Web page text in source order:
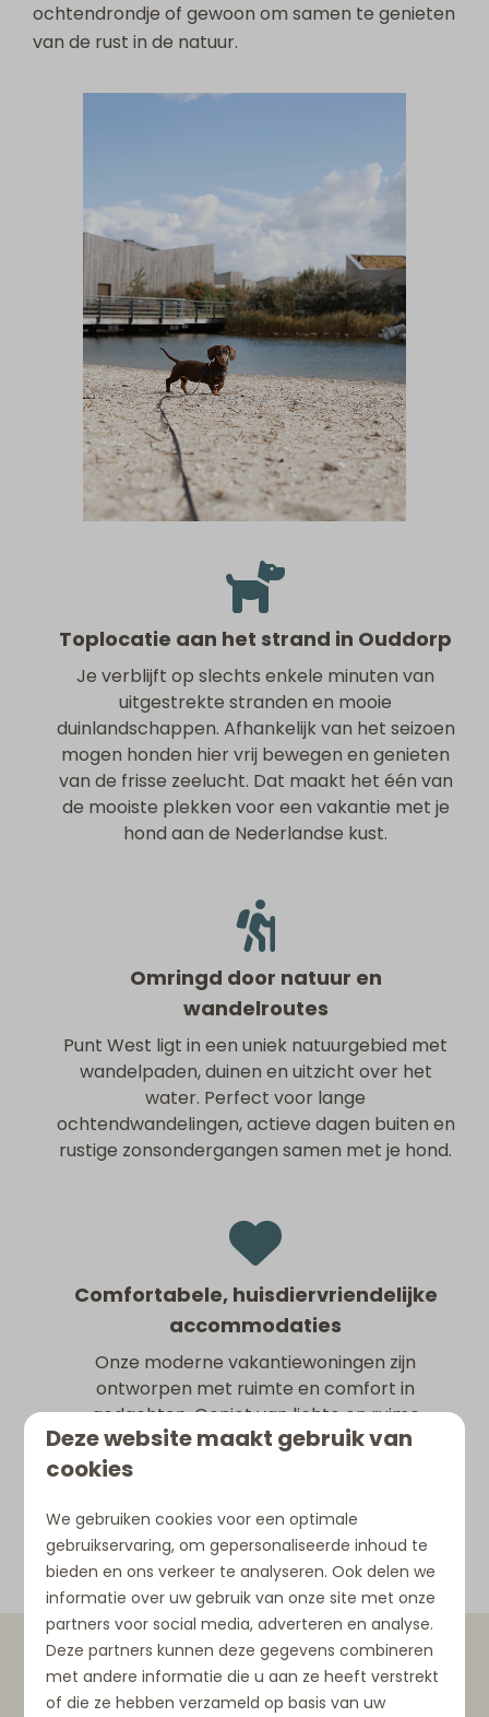
ochtendrondje of gewoon om samen te genieten
van de rust in de natuur.
Toplocatie aan het strand in Ouddorp
Je verblijft op slechts enkele minuten van
uitgestrekte stranden en mooie
duinlandschappen. Afhankelijk van het seizoen
mogen honden hier vrij bewegen en genieten
van de frisse zeelucht. Dat maakt het één van
de mooiste plekken voor een vakantie met je
hond aan de Nederlandse kust.
Omringd door natuur en
wandelroutes
Punt West ligt in een uniek natuurgebied met
wandelpaden, duinen en uitzicht over het
water. Perfect voor lange
ochtendwandelingen, actieve dagen buiten en
rustige zonsondergangen samen met je hond.
Comfortabele, huisdiervriendelijke
accommodaties
Onze moderne vakantiewoningen zijn
ontworpen met ruimte en comfort in
gedachten. Geniet van lichte en ruime
woonkamers, directe toegang tot groene
omgevingen en een korte loopafstand naar
een ontspannen vakantie met je hond in
Ouddorp.
Geniet van het Beach
Club Restaurant
Deze website maakt gebruik van
cookies
We gebruiken cookies voor een optimale
gebruikservaring, om gepersonaliseerde inhoud te
bieden en ons verkeer te analyseren. Ook delen we
informatie over uw gebruik van onze site met onze
partners voor social media, adverteren en analyse.
Deze partners kunnen deze gegevens combineren
met andere informatie die u aan ze heeft verstrekt
of die ze hebben verzameld op basis van uw